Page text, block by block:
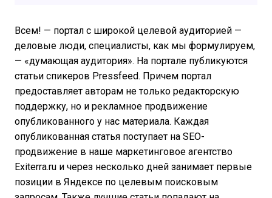
Всем! — портал с широкой целевой аудиторией —
деловые люди, специалисты, как мы формулируем,
— «думающая аудитория». На портале публикуются
статьи спикеров Pressfeed. Причем портал
предоставляет авторам не только редакторскую
поддержку, но и рекламное продвижение
опубликованного у нас материала. Каждая
опубликованная статья поступает на SEO-
продвижение в наше маркетинговое агентство
Exiterra.ru и через несколько дней занимает первые
позиции в Яндексе по целевым поисковым